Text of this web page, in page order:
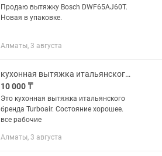
Продаю вытяжку Bosch DWF65AJ60T.
Новая в упаковке.
Алматы, 3 августа
кухонная вытяжка итальянского бренда Turboair.
10 000 ₸
Это кухонная вытяжка итальянского
бренда Turboair. Состояние хорошее.
все рабочие
Алматы, 3 августа